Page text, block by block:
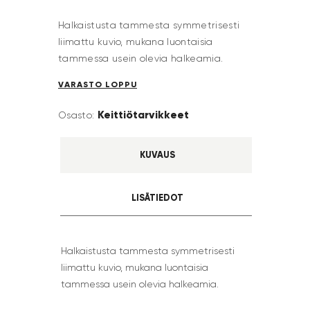
Halkaistusta tammesta symmetrisesti
liimattu kuvio, mukana luontaisia
tammessa usein olevia halkeamia.
VARASTO LOPPU
Osasto: Keittiötarvikkeet
KUVAUS
LISÄTIEDOT
Halkaistusta tammesta symmetrisesti
liimattu kuvio, mukana luontaisia
tammessa usein olevia halkeamia.